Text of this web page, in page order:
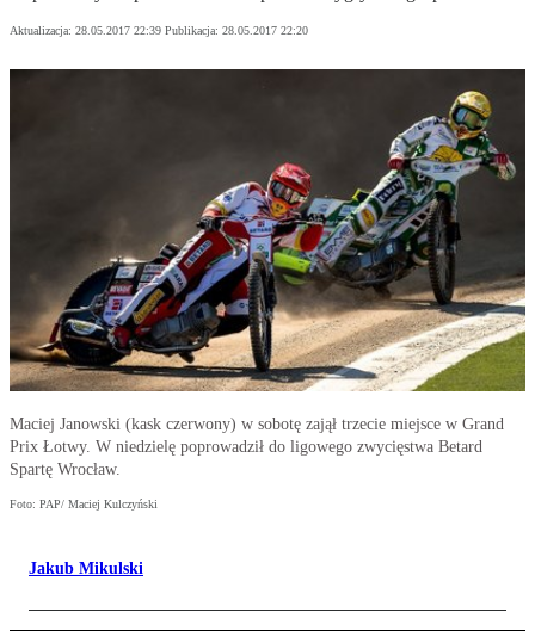
Aktualizacja: 28.05.2017 22:39 Publikacja: 28.05.2017 22:20
Maciej Janowski (kask czerwony) w sobotę zajął trzecie miejsce w Grand
Prix Łotwy. W niedzielę poprowadził do ligowego zwycięstwa Betard
Spartę Wrocław.
Foto: PAP/ Maciej Kulczyński
Jakub Mikulski